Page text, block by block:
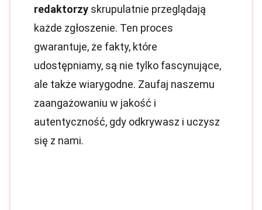
redaktorzy skrupulatnie przeglądają
każde zgłoszenie. Ten proces
gwarantuje, że fakty, które
udostępniamy, są nie tylko fascynujące,
ale także wiarygodne. Zaufaj naszemu
zaangażowaniu w jakość i
autentyczność, gdy odkrywasz i uczysz
się z nami.